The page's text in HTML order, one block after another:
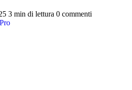
3 min di lettura 0 commenti